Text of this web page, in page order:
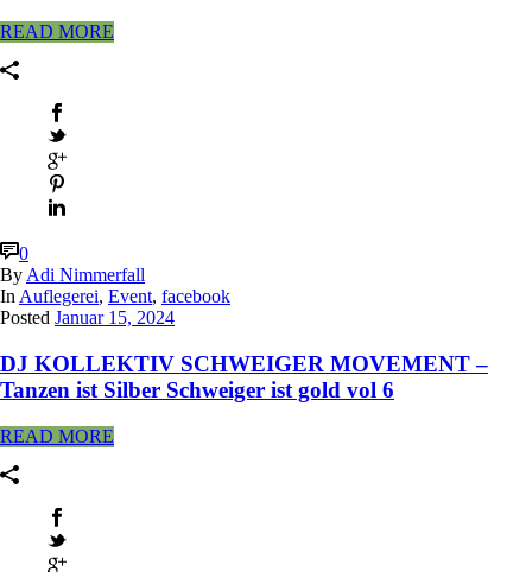
READ MORE
0
By Adi Nimmerfall
In Auflegerei, Event, facebook
Posted Januar 15, 2024
DJ KOLLEKTIV SCHWEIGER MOVEMENT –
Tanzen ist Silber Schweiger ist gold vol 6
READ MORE